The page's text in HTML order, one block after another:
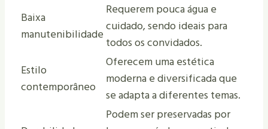
Baixa
manutenibilidade
Requerem pouca água e
cuidado, sendo ideais para
todos os convidados.
Estilo
contemporâneo
Oferecem uma estética
moderna e diversificada que
se adapta a diferentes temas.
Podem ser preservadas por